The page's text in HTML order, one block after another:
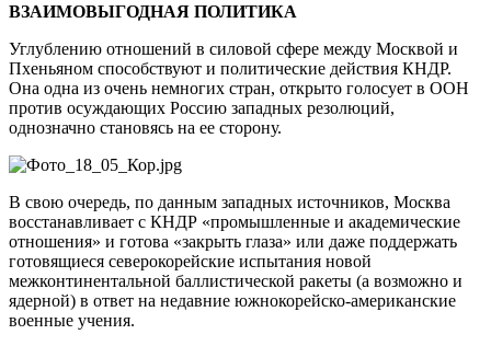
ВЗАИМОВЫГОДНАЯ ПОЛИТИКА
Углублению отношений в силовой сфере между Москвой и
Пхеньяном способствуют и политические действия КНДР.
Она одна из очень немногих стран, открыто голосует в ООН
против осуждающих Россию западных резолюций,
однозначно становясь на ее сторону.
В свою очередь, по данным западных источников, Москва
восстанавливает с КНДР «промышленные и академические
отношения» и готова «закрыть глаза» или даже поддержать
готовящиеся северокорейские испытания новой
межконтинентальной баллистической ракеты (а возможно и
ядерной) в ответ на недавние южнокорейско-американские
военные учения.